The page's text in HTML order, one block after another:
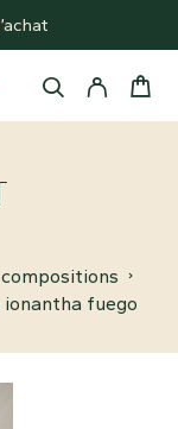
compositions
ionantha fuego